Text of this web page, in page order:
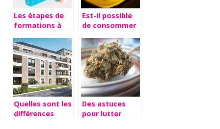
Les étapes de
formations à
devenir un
cardiologue
Est-il possible
de consommer
perime ?
Quelles sont les
différences
Des astuces
pour lutter